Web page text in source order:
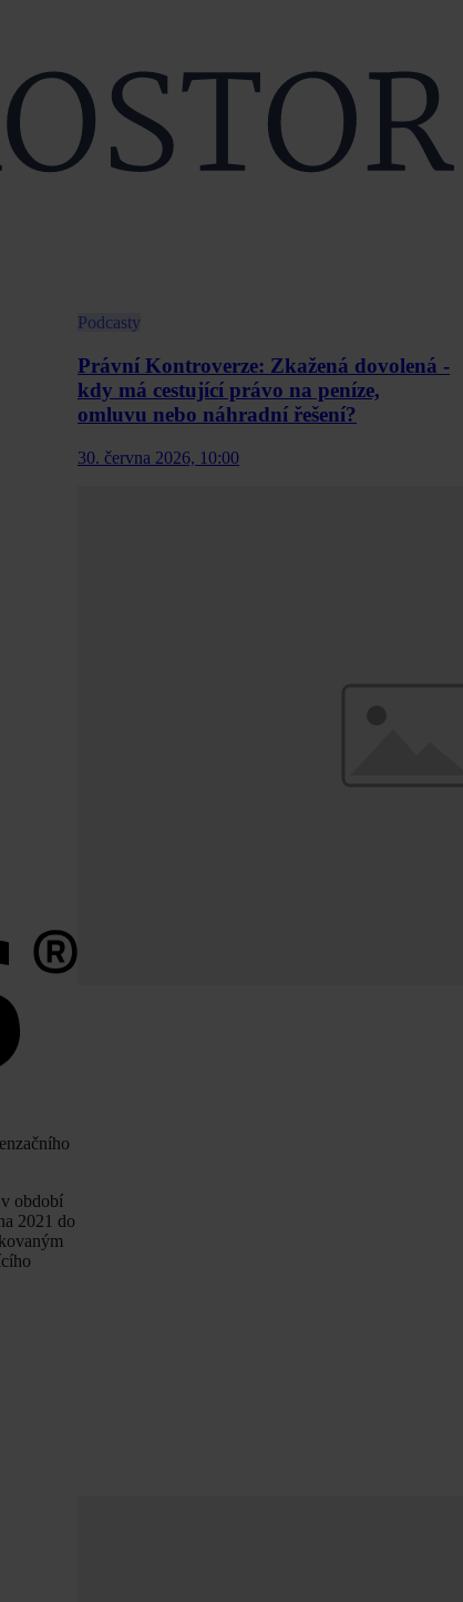
období
2021 do
Podcasty
Právní Kontroverze: Zkažená dovolená -
kdy má cestující právo na peníze,
omluvu nebo náhradní řešení?
30. června 2026, 10:00